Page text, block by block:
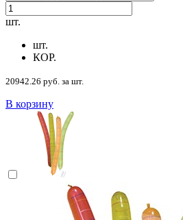
шт.
шт.
КОР.
20942.26 руб. за шт.
В корзину